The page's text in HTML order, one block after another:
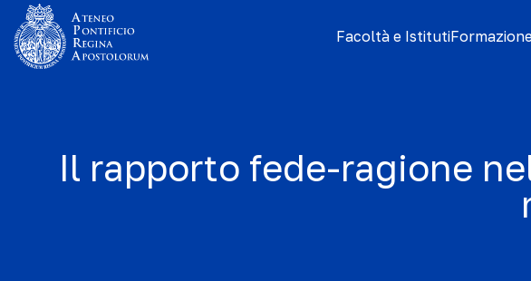
Facoltà e Istituti
Il rapporto fede-ragione